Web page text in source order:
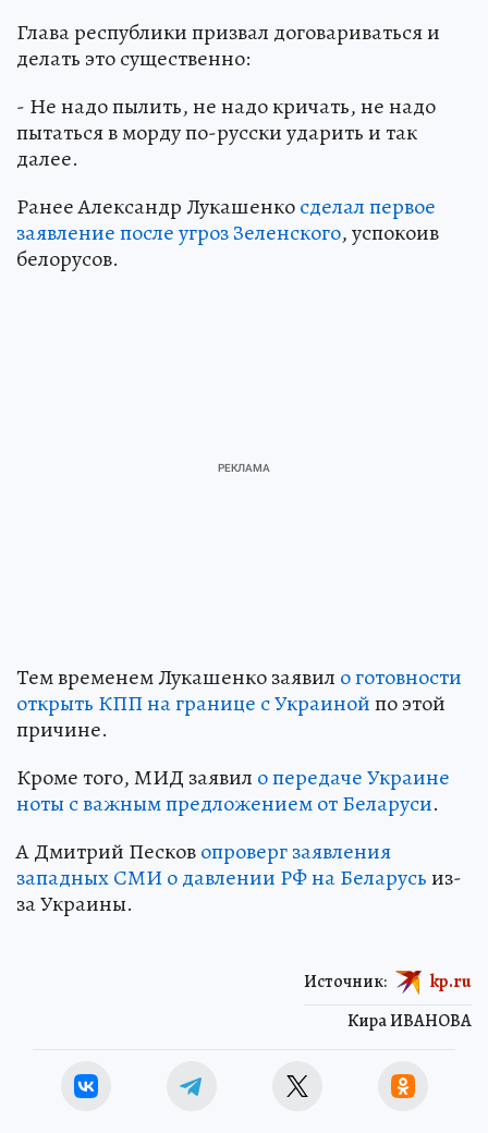
Глава республики призвал договариваться и
делать это существенно:
- Не надо пылить, не надо кричать, не надо
пытаться в морду по-русски ударить и так
далее.
Ранее Александр Лукашенкосделал первое
заявление после угроз Зеленского, успокоив
белорусов.
Тем временем Лукашенко заявил о готовности
открыть КПП на границе с Украинойпо этой
причине.
Кроме того, МИД заявил о передаче Украине
ноты с важным предложением от Беларуси.
А Дмитрий Песковопроверг заявления
западных СМИ о давлении РФ на Беларусьиз-
за Украины.
Кира ИВАНОВА
Источник: kp.ru